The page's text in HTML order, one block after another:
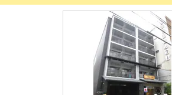
物件特集か
不動産会社
TOP